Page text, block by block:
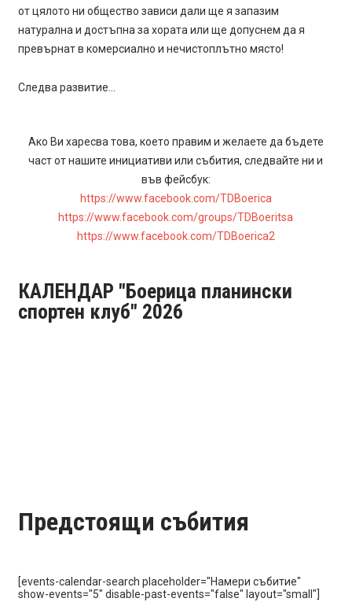
от цялото ни общество зависи дали ще я запазим
натурална и достъпна за хората или ще допуснем да я
превърнат в комерсиално и нечистоплътно място!
Следва развитие…
Ако Ви харесва това, което правим и желаете да бъдете
част от нашите инициативи или събития, следвайте ни и
във фейсбук:
https://www.facebook.com/TDBoerica
https://www.facebook.com/groups/TDBoeritsa
https://www.facebook.com/TDBoerica2
КАЛЕНДАР "Боерица планински
спортен клуб" 2026
Предстоящи събития
[events-calendar-search placeholder="Намери събитие"
show-events="5" disable-past-events="false" layout="small"]